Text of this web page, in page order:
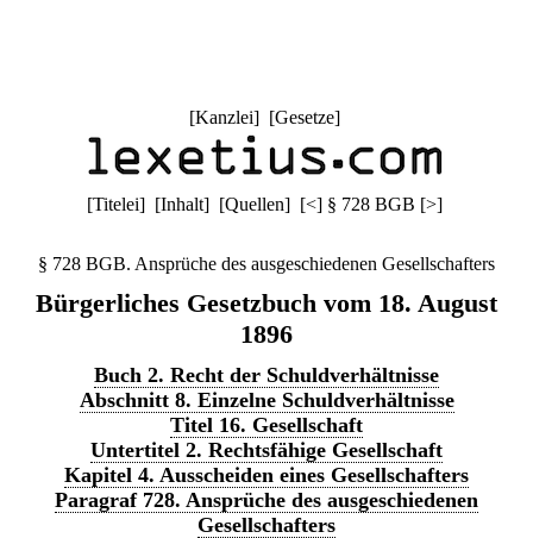
[Kanzlei] [Gesetze]
[Titelei] [Inhalt] [Quellen] [<] § 728 BGB [>]
§ 728 BGB. Ansprüche des ausgeschiedenen Gesellschafters
Bürgerliches Gesetzbuch vom 18. August
1896
Buch 2. Recht der Schuldverhältnisse
Abschnitt 8. Einzelne Schuldverhältnisse
Titel 16. Gesellschaft
Untertitel 2. Rechtsfähige Gesellschaft
Kapitel 4. Ausscheiden eines Gesellschafters
Paragraf 728. Ansprüche des ausgeschiedenen
Gesellschafters